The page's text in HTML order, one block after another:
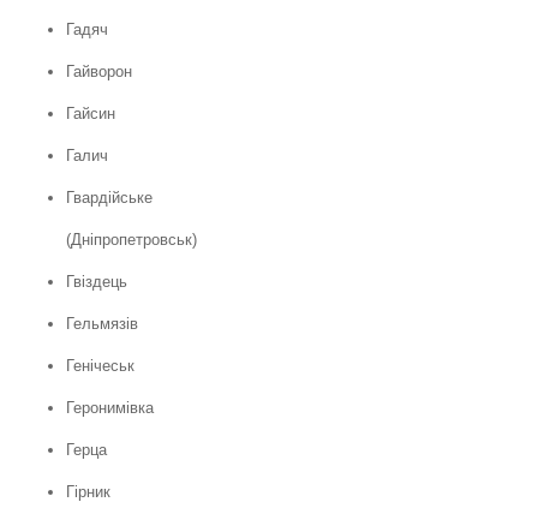
Гадяч
Гайворон
Гайсин
Галич
Гвардійське
(Дніпропетровськ)
Гвіздець
Гельмязів
Генічеськ
Геронимівка
Герца
Гірник